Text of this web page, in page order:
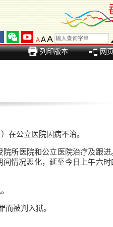
AAA
列印版本 网
在公立医院因病不治。
所医院和公立医院治疗及跟进
情况恶化，延至今日上午六时
被判入狱。